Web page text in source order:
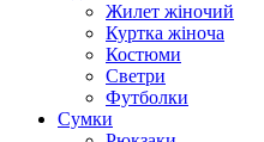
Жилет жіночий
Куртка жіноча
Костюми
Светри
Футболки
Сумки